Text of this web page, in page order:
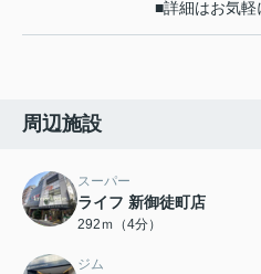
■詳細はお気軽
周辺施設
スーパー
ライフ 新御徒町店
292ｍ（4分）
ジム